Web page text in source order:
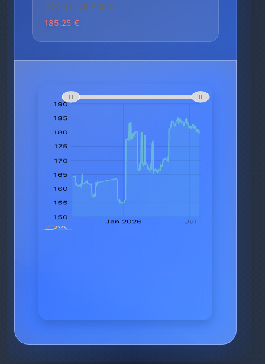
HÖCHSTER PREIS
185.25 €